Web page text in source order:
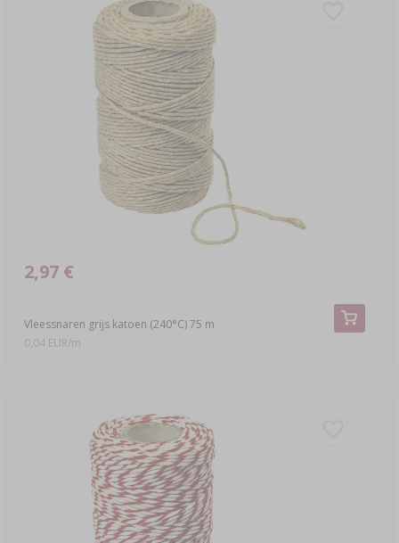
Vleessnaren grijs katoen (240°C) 75 m
2,97 €
0,04 EUR/m